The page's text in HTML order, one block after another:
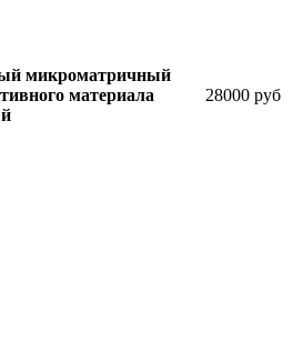
микроматричный
материала
28000 руб